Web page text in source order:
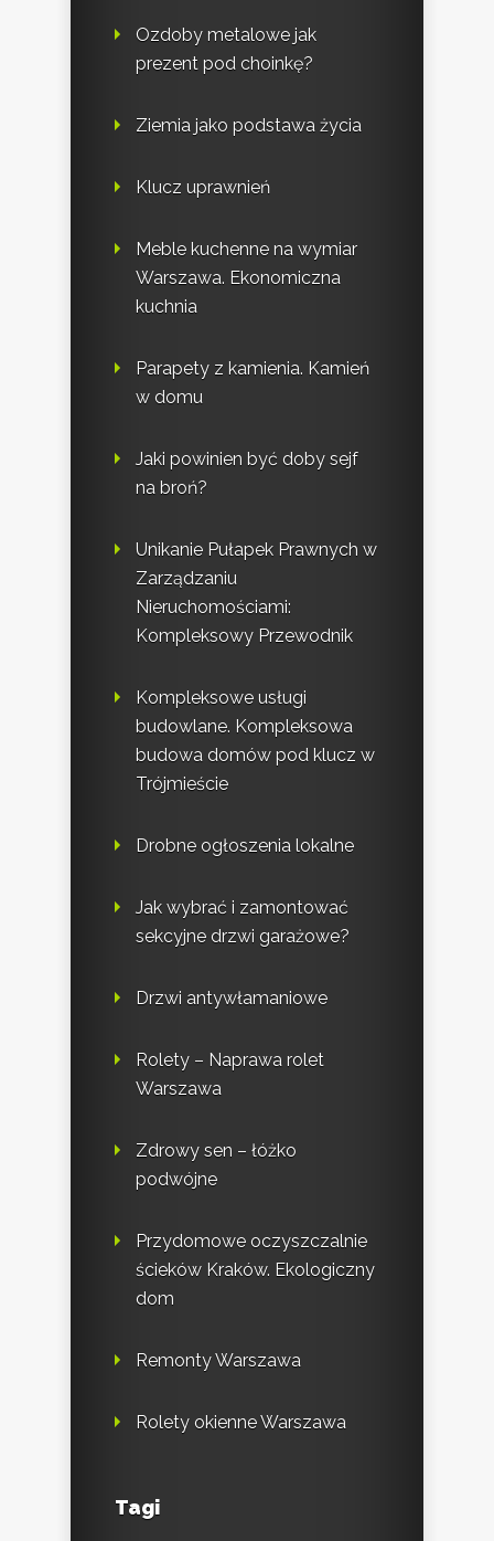
Ozdoby metalowe jak
prezent pod choinkę?
Ziemia jako podstawa życia
Klucz uprawnień
Meble kuchenne na wymiar
Warszawa. Ekonomiczna
kuchnia
Parapety z kamienia. Kamień
w domu
Jaki powinien być doby sejf
na broń?
Unikanie Pułapek Prawnych w
Zarządzaniu
Nieruchomościami:
Kompleksowy Przewodnik
Kompleksowe usługi
budowlane. Kompleksowa
budowa domów pod klucz w
Trójmieście
Drobne ogłoszenia lokalne
Jak wybrać i zamontować
sekcyjne drzwi garażowe?
Drzwi antywłamaniowe
Rolety – Naprawa rolet
Warszawa
Zdrowy sen – łóżko
podwójne
Przydomowe oczyszczalnie
ścieków Kraków. Ekologiczny
dom
Remonty Warszawa
Rolety okienne Warszawa
Tagi